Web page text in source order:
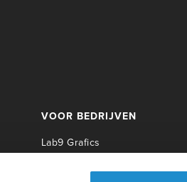
VOOR BEDRIJVEN
Lab9 Grafics